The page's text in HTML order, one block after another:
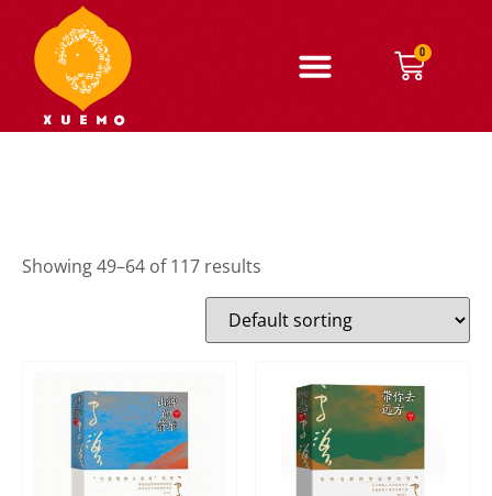
0
Showing 49–64 of 117 results